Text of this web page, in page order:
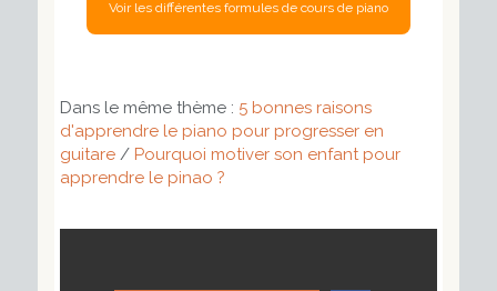
Dans le même thème : 5 bonnes raisons
d'apprendre le piano pour progresser en
guitare/ Pourquoi motiver son enfant pour
apprendre le pinao ?